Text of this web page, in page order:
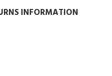
INFORMATION